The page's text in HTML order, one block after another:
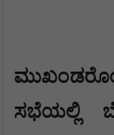
​ಸಭೆಯಲ್ಲಿ